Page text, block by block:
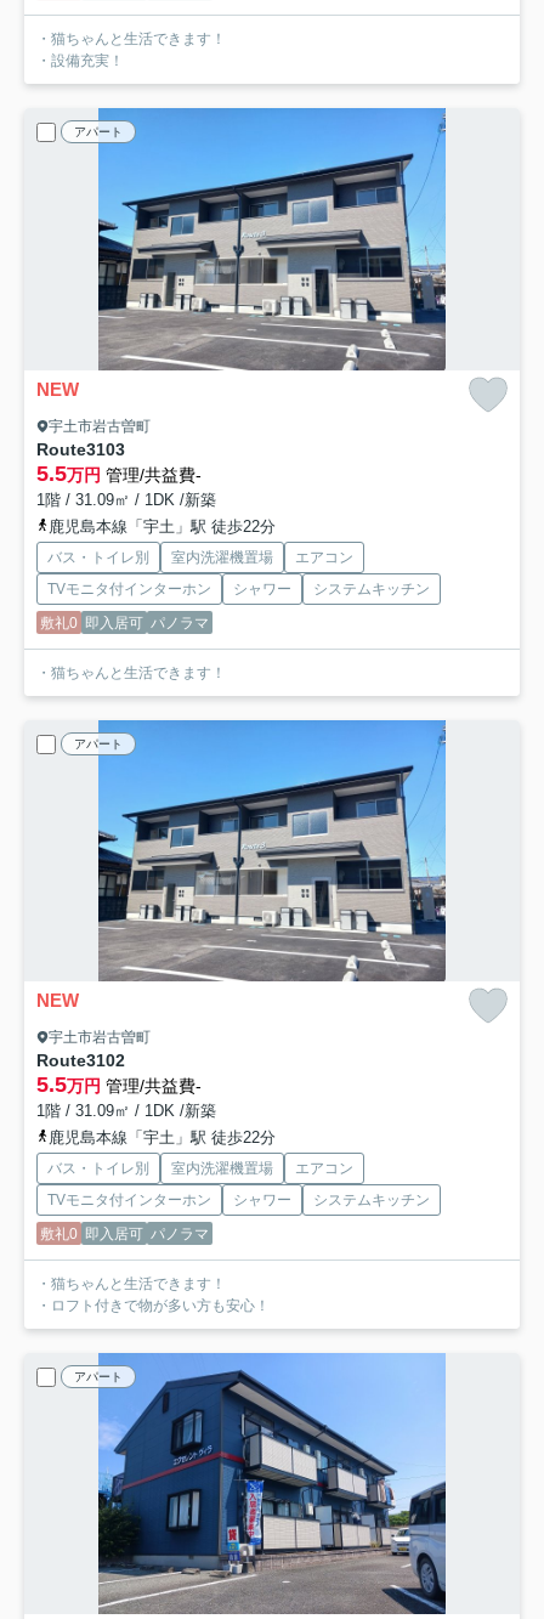
・猫ちゃんと生活できます！
・設備充実！
アパート
NEW
宇土市岩古曽町
Route3103
5.5万円 管理/共益費-
1階 / 31.09㎡ / 1DK /新築
鹿児島本線「宇土」駅 徒歩22分
バス・トイレ別 室内洗濯機置場
エアコン
TVモニタ付インターホン
シャワー
システムキッチン
敷礼0 即入居可 パノラマ
・猫ちゃんと生活できます！
アパート
NEW
宇土市岩古曽町
Route3102
5.5万円 管理/共益費-
1階 / 31.09㎡ / 1DK /新築
鹿児島本線「宇土」駅 徒歩22分
バス・トイレ別 室内洗濯機置場
エアコン
TVモニタ付インターホン
シャワー
システムキッチン
敷礼0 即入居可 パノラマ
・猫ちゃんと生活できます！
・ロフト付きで物が多い方も安心！
アパート